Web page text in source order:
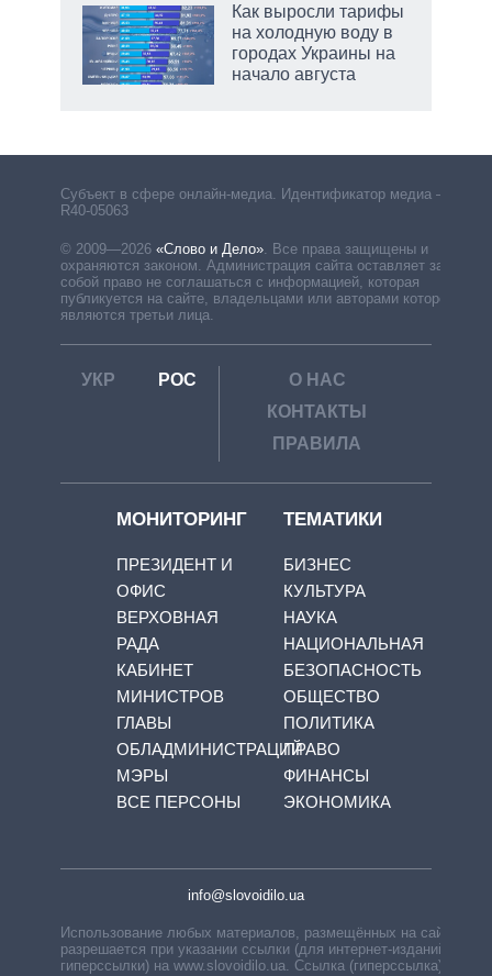
Как выросли тарифы
на холодную воду в
городах Украины на
начало августа
Субъект в сфере онлайн-медиа. Идентификатор медиа –
R40-05063
© 2009—2026 «Слово и Дело» Все права защищены и
охраняются законом. Администрация сайта оставляет за
собой право не соглашаться с информацией, которая
публикуется на сайте, владельцами или авторами которой
являются третьи лица.
УКР РОС
О НАС
КОНТАКТЫ
ПРАВИЛА
МОНИТОРИНГ
ПРЕЗИДЕНТ И
ОФИС
ВЕРХОВНАЯ
РАДА
КАБИНЕТ
МИНИСТРОВ
ГЛАВЫ
ОБЛАДМИНИСТРАЦИЙ
МЭРЫ
ВСЕ ПЕРСОНЫ
ТЕМАТИКИ
БИЗНЕС
КУЛЬТУРА
НАУКА
НАЦИОНАЛЬНАЯ
БЕЗОПАСНОСТЬ
ОБЩЕСТВО
ПОЛИТИКА
ПРАВО
ФИНАНСЫ
ЭКОНОМИКА
info@slovoidilo.ua
Использование любых материалов, размещённых на сайте,
разрешается при указании ссылки (для интернет-изданий —
гиперссылки) на www.slovoidilo.ua. Ссылка (гиперссылка)